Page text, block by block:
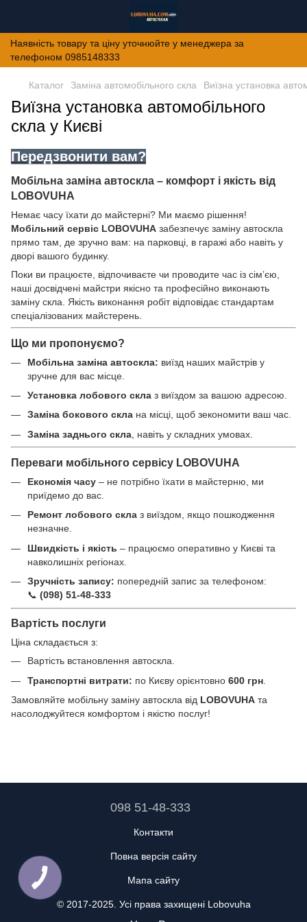
Наявність товару та ціну уточнюйте у менеджера за
телефоном 0985148333
Каталог Заміна автомобільного скла Виїзна установка
Виїзна установка автомобільного
скла у Києві
Передзвонити вам?
Мобільна заміна автоскла – комфорт і якість від
LOBOVUHA
Немає часу їхати до майстерні? Ми маємо рішення!
Мобільний сервіс LOBOVUHA забезпечує заміну автоскла
прямо там, де зручно вам: на парковці, в гаражі або навіть у
дворі вашого будинку.
Поки ви працюєте, відпочиваєте чи проводите час із сім’єю,
наші досвідчені майстри якісно та професійно виконають
заміну скла. Якість виконання робіт відповідає стандартам
спеціалізованих майстерень.
Що ми пропонуємо?
Мобільна заміна автоскла: виїзд наших майстрів у
зручне для вас місце.
Установка лобового скла з виїздом за вашою адресою.
Заміна бокового скла на місці, щоб зекономити ваш час.
Заміна заднього скла , навіть у складних умовах.
Переваги мобільного сервісу LOBOVUHA
Економія часу – не потрібно їхати в майстерню, ми
приїдемо до вас.
Ремонт лобового скла з виїздом, якщо пошкодження
незначне.
Швидкість і якість – працюємо оперативно у Києві та
навколишніх регіонах.
Зручність запису: попередній запис за телефоном:
📞 (098) 51-48-333
Вартість послуги
Ціна складається з:
Вартість встановлення автоскла.
Транспортні витрати: по Києву орієнтовно 600 грн
Замовляйте мобільну заміну автоскла від LOBOVUHA та
насолоджуйтеся комфортом і якістю послуг!
098 51-48-333
Контакти
Повна версія сайту
Мапа сайту
© 2017-2025. Усі права захищені Lobovuha